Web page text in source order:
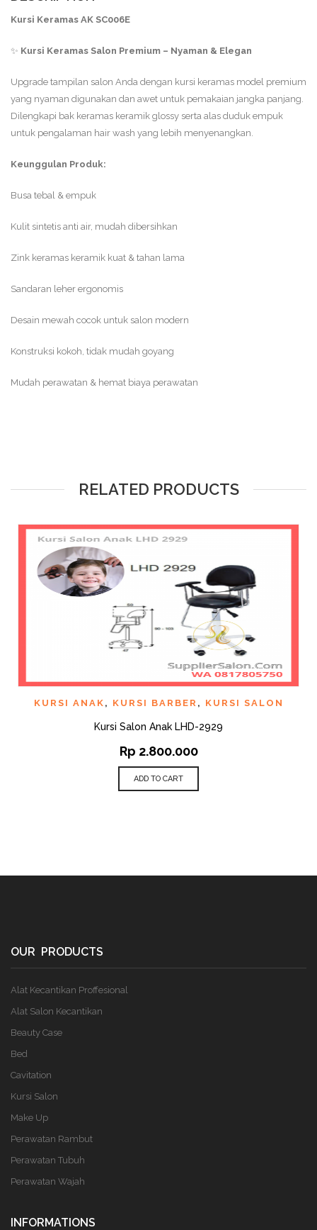
Kursi Keramas AK SC006E
✨ Kursi Keramas Salon Premium – Nyaman & Elegan
Upgrade tampilan salon Anda dengan kursi keramas model premium
yang nyaman digunakan dan awet untuk pemakaian jangka panjang.
Dilengkapi bak keramas keramik glossy serta alas duduk empuk
untuk pengalaman hair wash yang lebih menyenangkan.
Keunggulan Produk:
Busa tebal & empuk
Kulit sintetis anti air, mudah dibersihkan
Zink keramas keramik kuat & tahan lama
Sandaran leher ergonomis
Desain mewah cocok untuk salon modern
Konstruksi kokoh, tidak mudah goyang
Mudah perawatan & hemat biaya perawatan
RELATED PRODUCTS
KURSI ANAK , KURSI BARBER , KURSI SALON
Kursi Salon Anak LHD-2929
Rp 2.800.000
ADD TO CART
OUR PRODUCTS
Alat Kecantikan Proffesional
Alat Salon Kecantikan
Beauty Case
Bed
Cavitation
Kursi Salon
Make Up
Perawatan Rambut
Perawatan Tubuh
Perawatan Wajah
INFORMATIONS